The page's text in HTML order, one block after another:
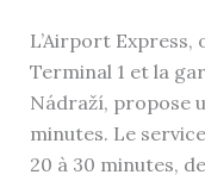
L’Airport
Terminal 1 et la
Nádraží, propose
minutes. Le
20 à 30 minutes,